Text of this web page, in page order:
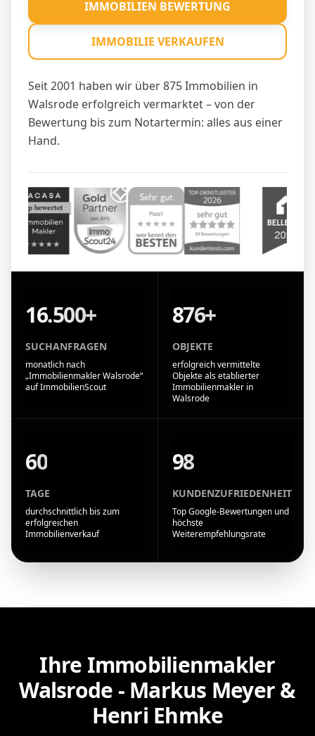
Seit 2001 haben wir über 875 Immobilien in
Walsrode erfolgreich vermarktet – von der
Bewertung bis zum Notartermin: alles aus einer
Hand.
IMMOBILIEN BEWERTUNG
IMMOBILIE VERKAUFEN
16.500+
SUCHANFRAGEN
monatlich nach
„Immobilienmakler Walsrode“
auf ImmobilienScout
876+
OBJEKTE
erfolgreich vermittelte
Objekte als etablierter
Immobilienmakler in
Walsrode
60
TAGE
durchschnittlich bis zum
erfolgreichen
Immobilienverkauf
98
KUNDENZUFRIEDENHEIT
Top Google-Bewertungen und
höchste
Weiterempfehlungsrate
Ihre Immobilienmakler
Walsrode - Markus Meyer &
Henri Ehmke